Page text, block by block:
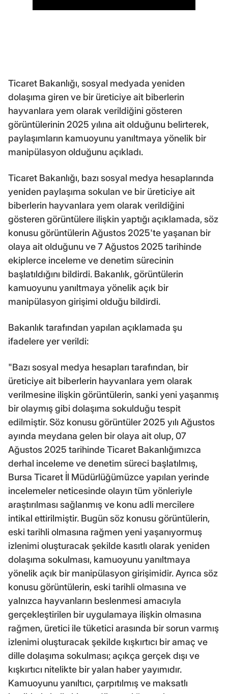
Ticaret Bakanlığı, sosyal medyada yeniden
dolaşıma giren ve bir üreticiye ait biberlerin
hayvanlara yem olarak verildiğini gösteren
görüntülerinin 2025 yılına ait olduğunu belirterek,
paylaşımların kamuoyunu yanıltmaya yönelik bir
manipülasyon olduğunu açıkladı.
Ticaret Bakanlığı, bazı sosyal medya hesaplarında
yeniden paylaşıma sokulan ve bir üreticiye ait
biberlerin hayvanlara yem olarak verildiğini
gösteren görüntülere ilişkin yaptığı açıklamada, söz
konusu görüntülerin Ağustos 2025'te yaşanan bir
olaya ait olduğunu ve 7 Ağustos 2025 tarihinde
ekiplerce inceleme ve denetim sürecinin
başlatıldığını bildirdi. Bakanlık, görüntülerin
kamuoyunu yanıltmaya yönelik açık bir
manipülasyon girişimi olduğu bildirdi.
Bakanlık tarafından yapılan açıklamada şu
ifadelere yer verildi:
"Bazı sosyal medya hesapları tarafından, bir
üreticiye ait biberlerin hayvanlara yem olarak
verilmesine ilişkin görüntülerin, sanki yeni yaşanmış
bir olaymış gibi dolaşıma sokulduğu tespit
edilmiştir. Söz konusu görüntüler 2025 yılı Ağustos
ayında meydana gelen bir olaya ait olup, 07
Ağustos 2025 tarihinde Ticaret Bakanlığımızca
derhal inceleme ve denetim süreci başlatılmış,
Bursa Ticaret İl Müdürlüğümüzce yapılan yerinde
incelemeler neticesinde olayın tüm yönleriyle
araştırılması sağlanmış ve konu adli mercilere
intikal ettirilmiştir. Bugün söz konusu görüntülerin,
eski tarihli olmasına rağmen yeni yaşanıyormuş
izlenimi oluşturacak şekilde kasıtlı olarak yeniden
dolaşıma sokulması, kamuoyunu yanıltmaya
yönelik açık bir manipülasyon girişimidir. Ayrıca söz
konusu görüntülerin, eski tarihli olmasına ve
yalnızca hayvanların beslenmesi amacıyla
gerçekleştirilen bir uygulamaya ilişkin olmasına
rağmen, üretici ile tüketici arasında bir sorun varmış
izlenimi oluşturacak şekilde kışkırtıcı bir amaç ve
dille dolaşıma sokulması; açıkça gerçek dışı ve
kışkırtıcı nitelikte bir yalan haber yayımıdır.
Kamuoyunu yanıltıcı, çarpıtılmış ve maksatlı